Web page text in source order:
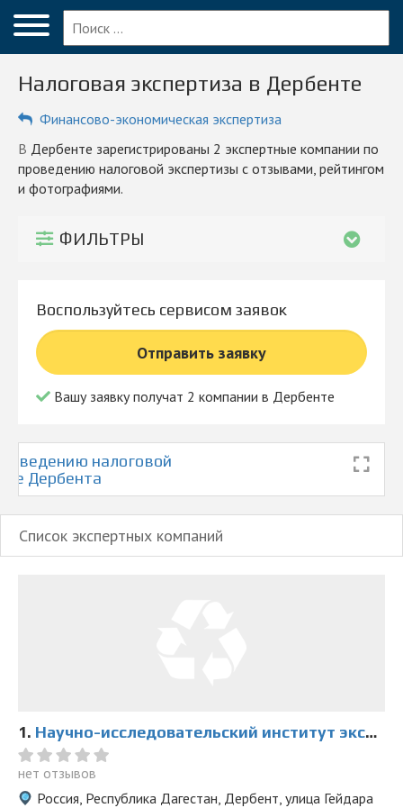
Меню
Главная
Вопрос эксперту
Компании
Блог
© 2026 Все права защищены
Налоговая экспертиза в Дербенте
Финансово-экономическая экспертиза
в Дербенте зарегистрированы 2 экспертные компании по
проведению налоговой экспертизы с отзывами, рейтингом
и фотографиями.
ФИЛЬТРЫ
Воспользуйтесь сервисом заявок
Отправить заявку
Вашу заявку получат 2 компании в Дербенте
налоговой
Дербента
Список экспертных компаний
1. Научно-исследовательский институт экспертиз
нет отзывов
Россия, Республика Дагестан, Дербент, улица Гейдара